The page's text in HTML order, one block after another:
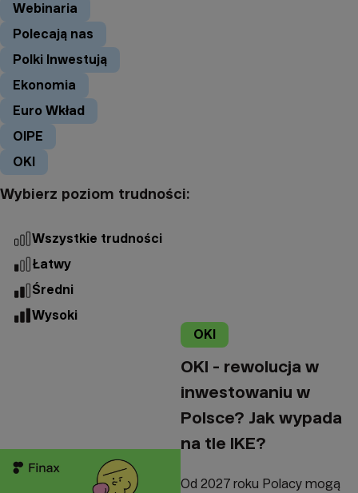
Webinaria
Polecają nas
Polki Inwestują
Ekonomia
Euro Wkład
OIPE
OKI
Wybierz poziom trudności:
Wszystkie trudności
Łatwy
Średni
Wysoki
OKI
OKI - rewolucja w
inwestowaniu w
Polsce? Jak wypada
na tle IKE?
Od 2027 roku Polacy mogą